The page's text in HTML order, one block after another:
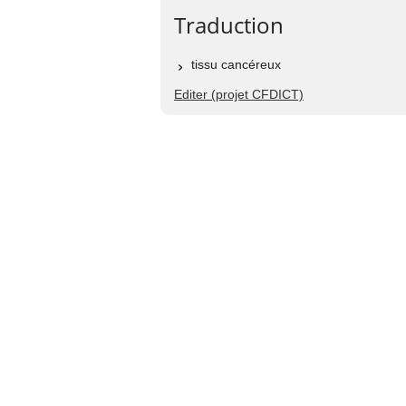
Traduction
tissu cancéreux
Editer (projet CFDICT)